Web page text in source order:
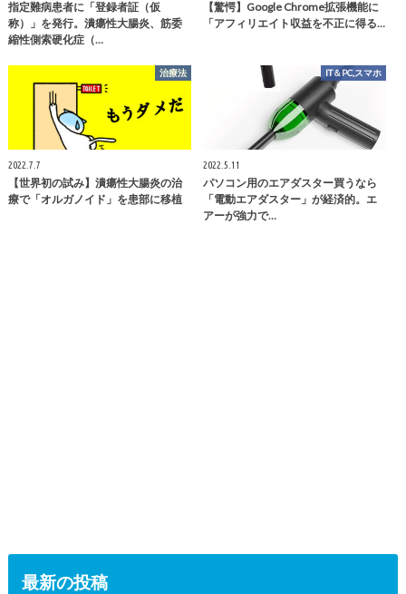
指定難病患者に「登録者証（仮
称）」を発行。潰瘍性大腸炎、筋委
縮性側索硬化症（…
【驚愕】Google Chrome拡張機能に
「アフィリエイト収益を不正に得る…
治療法
2022.7.7
【世界初の試み】潰瘍性大腸炎の治
療で「オルガノイド」を患部に移植
IT＆PC,スマホ
2022.5.11
パソコン用のエアダスター買うなら
「電動エアダスター」が経済的。エ
アーが強力で…
最新の投稿